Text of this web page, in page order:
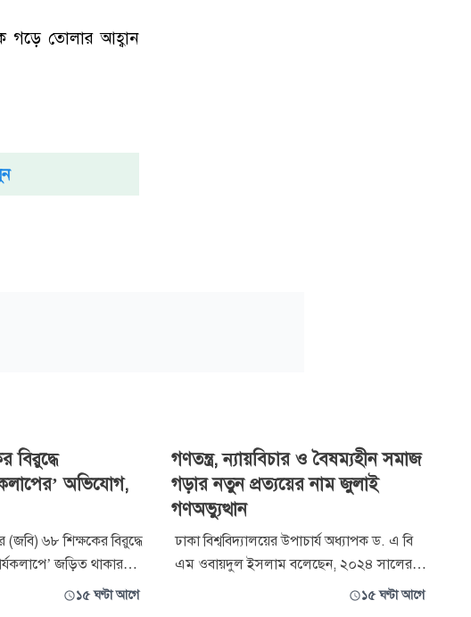
গড়ে তোলার আহ্বান
বিরুদ্ধে
অভিযোগ,
(জবি) ৬৮ শিক্ষকের বিরুদ্ধে
জড়িত থাকার
কমিটি গঠন করেছে
১৫ ঘণ্টা আগে
গণতন্ত্র, ন্যায়বিচার ও বৈষম্যহীন সমাজ
গড়ার নতুন প্রত্যয়ের নাম জুলাই
গণঅভ্যুত্থান
ঢাকা বিশ্ববিদ্যালয়ের উপাচার্য অধ্যাপক ড. এ বি
এম ওবায়দুল ইসলাম বলেছেন, ২০২৪ সালের
জুলাই গণঅভ্যুত্থান শুধু একটি রাজনৈতিক১৫ ঘণ্টা আগে